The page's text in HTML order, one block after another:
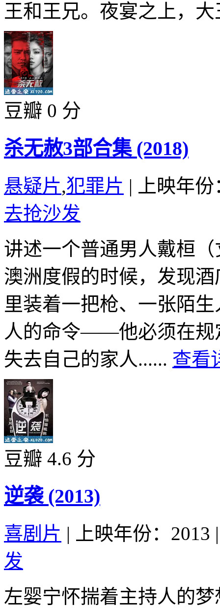
王和王兄。夜宴之上，
豆瓣 0 分
杀无赦3部合集 (2018)
悬疑片,犯罪片 |
上映年
去抢沙发
讲述一个普通男人戴桓
澳洲度假的时候，发现
里装着一把枪、一张陌
人的命令——他必须在规
失去自己的家人...... 查看
豆瓣 4.6 分
逆袭 (2013)
喜剧片 | 上映年份：2013 |
发
左婴宁怀揣着主持人的